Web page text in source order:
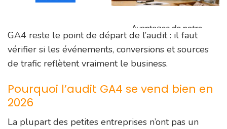
GA4 reste le point de départ de l’audit : il faut
vérifier si les événements, conversions et sources
de trafic reflètent vraiment le business.
Pourquoi l’audit GA4 se vend bien en
2026
La plupart des petites entreprises n’ont pas un